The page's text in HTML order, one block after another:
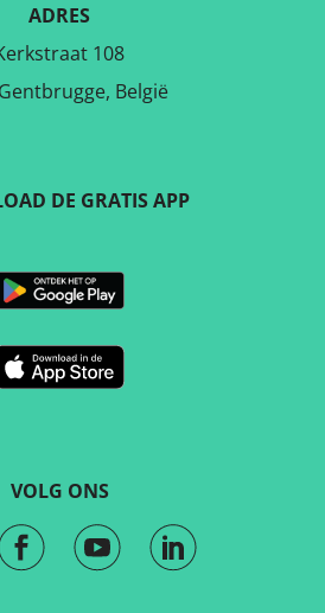
ADRES
108
België
VOLG ONS
DE GRATIS APP